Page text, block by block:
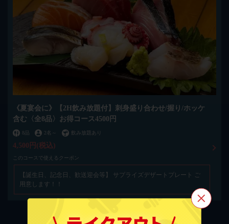
《夏宴会に》【2H飲み放題付】刺身盛り合わせ/握り/ホッケ
含む〈全8品〉お得コース4500円
8品 2名 ～ 飲み放題あり
4,500円 (税込)
このコースで使えるクーポン
【誕生日、記念日、歓送迎会等】 サプライズデザートプレート ご
用意します！！
この店舗情報をシェアする